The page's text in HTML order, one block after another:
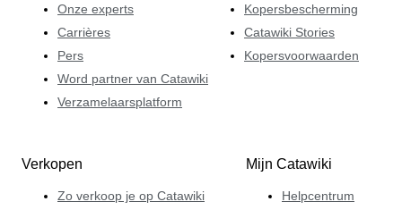
Onze experts
Carrières
Pers
Word partner van Catawiki
Verzamelaarsplatform
Kopersbescherming
Catawiki Stories
Kopersvoorwaarden
Verkopen
Zo verkoop je op Catawiki
Mijn Catawiki
Helpcentrum